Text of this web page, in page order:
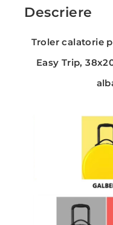
Descriere
Troler calatorie
Easy Trip,